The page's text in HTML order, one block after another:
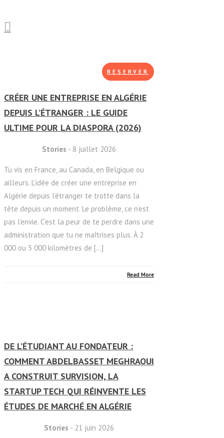
RESERVER
CRÉER UNE ENTREPRISE EN ALGÉRIE
DEPUIS L’ÉTRANGER : LE GUIDE
ULTIME POUR LA DIASPORA (2026)
Stories - 8 juillet 2026
Tu vis en France, au Canada, en Belgique ou
ailleurs. L’idée de créer une entreprise en
Algérie depuis l’étranger te trotte dans la
tête depuis un moment. Le problème, ce n’est
pas l’envie. C’est la peur de te perdre dans une
administration que tu ne maîtrises plus. À 2
000 ou 5 000 kilomètres de […]
Read More
DE L’ÉTUDIANT AU FONDATEUR :
COMMENT ABDELBASSET MEGHRAOUI
A CONSTRUIT SURVISION, LA
STARTUP TECH QUI RÉINVENTE LES
ÉTUDES DE MARCHÉ EN ALGÉRIE
Stories - 21 juin 2026